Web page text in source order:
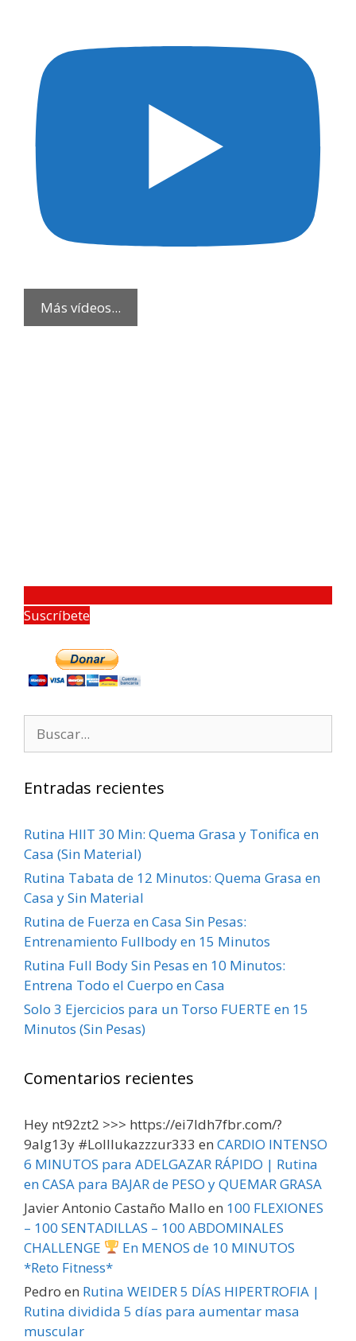
Más vídeos...
Suscríbete
Entradas recientes
Rutina HIIT 30 Min: Quema Grasa y Tonifica en
Casa (Sin Material)
Rutina Tabata de 12 Minutos: Quema Grasa en
Casa y Sin Material
Rutina de Fuerza en Casa Sin Pesas:
Entrenamiento Fullbody en 15 Minutos
Rutina Full Body Sin Pesas en 10 Minutos:
Entrena Todo el Cuerpo en Casa
Solo 3 Ejercicios para un Torso FUERTE en 15
Minutos (Sin Pesas)
Comentarios recientes
Hey nt92zt2 >>> https://ei7ldh7fbr.com/?
9alg13y #Lolllukazzzur333 en CARDIO INTENSO
6 MINUTOS para ADELGAZAR RÁPIDO | Rutina
en CASA para BAJAR de PESO y QUEMAR GRASA
Javier Antonio Castaño Mallo en 100 FLEXIONES
– 100 SENTADILLAS – 100 ABDOMINALES
CHALLENGE
En MENOS de 10 MINUTOS
*Reto Fitness*
Pedro en Rutina WEIDER 5 DÍAS HIPERTROFIA |
Rutina dividida 5 días para aumentar masa
muscular